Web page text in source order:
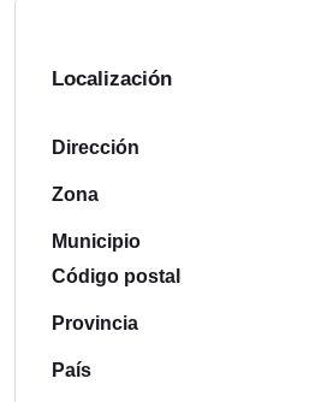
Localización
Dirección
Zona
Municipio
Código postal
Provincia
País